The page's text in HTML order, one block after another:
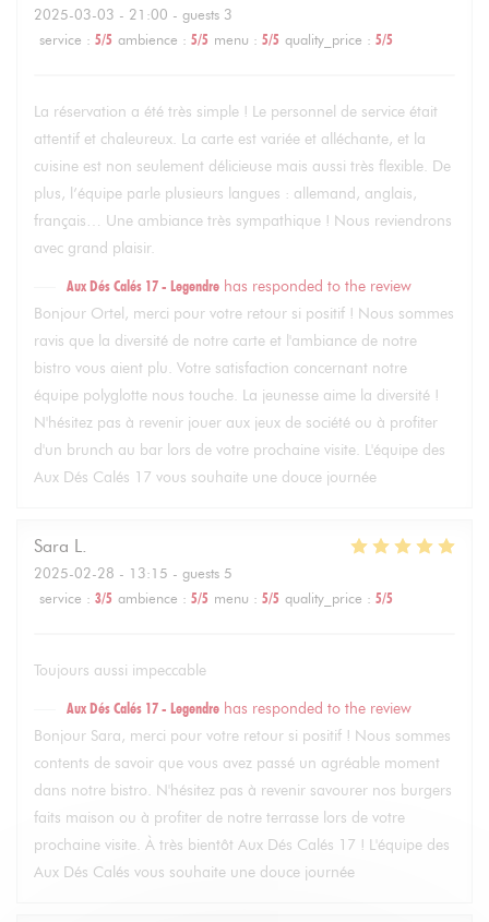
2025-03-03 - 21:00 - guests 3
service : 5/5 ambience : 5/5 menu : 5/5 quality_price : 5/5
La réservation a été très simple ! Le personnel de service était
attentif et chaleureux. La carte est variée et alléchante, et la
cuisine est non seulement délicieuse mais aussi très flexible. De
plus, l’équipe parle plusieurs langues : allemand, anglais,
français… Une ambiance très sympathique ! Nous reviendrons
avec grand plaisir.
Aux Dés Calés 17 - Legendre has responded to the review
Bonjour Ortel, merci pour votre retour si positif ! Nous sommes
ravis que la diversité de notre carte et l'ambiance de notre
bistro vous aient plu. Votre satisfaction concernant notre
équipe polyglotte nous touche. La jeunesse aime la diversité !
N'hésitez pas à revenir jouer aux jeux de société ou à profiter
d'un brunch au bar lors de votre prochaine visite. L'équipe des
Aux Dés Calés 17 vous souhaite une douce journée
Sara L
2025-02-28 - 13:15 - guests 5
service : 3/5 ambience : 5/5 menu : 5/5 quality_price : 5/5
Toujours aussi impeccable
Aux Dés Calés 17 - Legendre has responded to the review
Bonjour Sara, merci pour votre retour si positif ! Nous sommes
contents de savoir que vous avez passé un agréable moment
dans notre bistro. N'hésitez pas à revenir savourer nos burgers
faits maison ou à profiter de notre terrasse lors de votre
prochaine visite. À très bientôt Aux Dés Calés 17 ! L'équipe des
Aux Dés Calés vous souhaite une douce journée